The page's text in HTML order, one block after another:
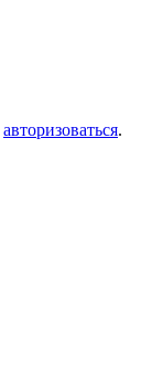
авторизоваться.